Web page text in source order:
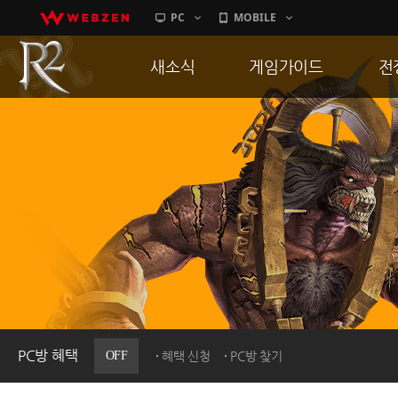
PC MOBILE
PC방 혜택 OFF 혜택 신청 PC방 찾기
새소식
이벤트
히스토리
PC방으로간다
게임가이드
게임 특징
서버가이드
신병훈련소
세부가이드
통합보급센터
전
통
공